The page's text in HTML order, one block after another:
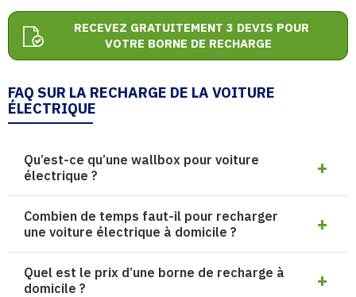
RECEVEZ GRATUITEMENT 3 DEVIS POUR
VOTRE BORNE DE RECHARGE
FAQ SUR LA RECHARGE DE LA VOITURE
ÉLECTRIQUE
Qu’est-ce qu’une wallbox pour voiture
électrique ?
Combien de temps faut-il pour recharger
une voiture électrique à domicile ?
Quel est le prix d’une borne de recharge à
domicile ?